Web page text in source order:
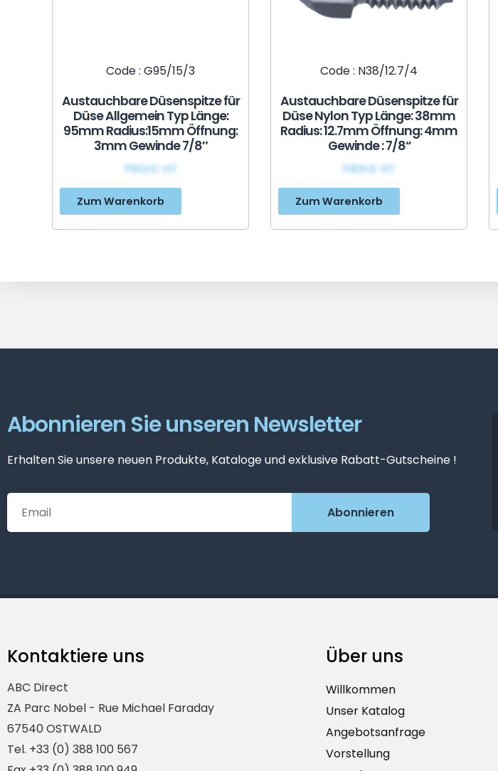
Code : G95/15/3
Austauchbare Düsenspitze für
Düse Allgemein Typ Länge:
95mm Radius:15mm Öffnung:
3mm Gewinde 7/8″
PRIX€ HT
Zum Warenkorb
Code : N38/12.7/4
Austauchbare Düsenspitze für
Düse Nylon Typ Länge: 38mm
Radius: 12.7mm Öffnung: 4mm
Gewinde : 7/8“
PRIX€ HT
Zum Warenkorb
Abonnieren Sie unseren Newsletter
Erhalten Sie unsere neuen Produkte, Kataloge und exklusive Rabatt-Gutscheine !
Kontaktiere uns
ABC Direct
ZA Parc Nobel - Rue Michael Faraday
67540 OSTWALD
Tel. +33 (0) 388 100 567
Über uns
Willkommen
Unser Katalog
Angebotsanfrage
Vorstellung